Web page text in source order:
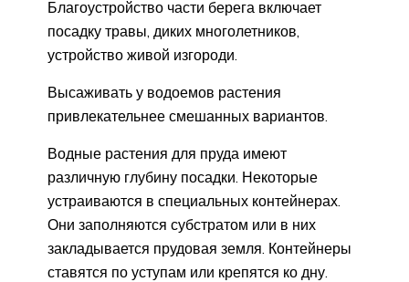
Благоустройство части берега включает
посадку травы, диких многолетников,
устройство живой изгороди.
Высаживать у водоемов растения
привлекательнее смешанных вариантов.
Водные растения для пруда имеют
различную глубину посадки. Некоторые
устраиваются в специальных контейнерах.
Они заполняются субстратом или в них
закладывается прудовая земля. Контейнеры
ставятся по уступам или крепятся ко дну.